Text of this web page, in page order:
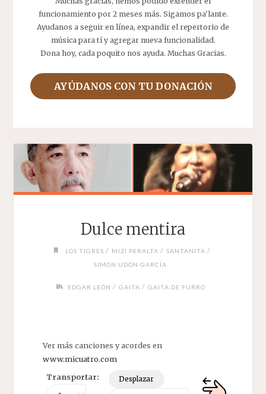
funcionamiento por 2 meses más. Sigamos pa'lante.
Ayudanos a seguir en línea, expandir el repertorio de
música para tí y agregar nueva funcionalidad.
Dona hoy, cada poquito nos ayuda. Muchas Gracias.
AYÚDANOS CON TU DONACIÓN
Dulce mentira
LOS TIGRES / MIZI PERALTA / SANTANITA /
SIMÓN UDÓN GARCÍA
EDGAR LEÓN / GAITA / GAITA DE FURRO
Ver más canciones y acordes en
www.micuatro.com
Transportar:
Desplazar